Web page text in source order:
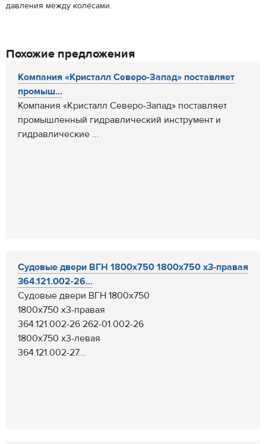
давления между колёсами.
Похожие предложения
Компания «Кристалл Северо-Запад» поставляет
промыш...
Компания «Кристалл Северо-Запад» поставляет
промышленный гидравлический инструмент и
гидравлические ...
Судовые двери ВГН 1800х750 1800х750 х3-правая
364.121.002-26...
Судовые двери ВГН 1800х750
1800х750 х3-правая
364.121.002-26 262-01.002-26
1800х750 х3-левая
364.121.002-27...